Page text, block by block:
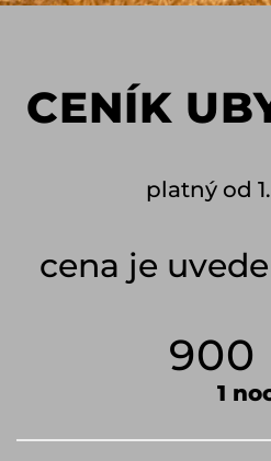
CENÍK
platný od 1.
cena je
900
1